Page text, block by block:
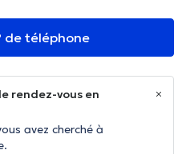
de téléphone
rendez-vous en
avez cherché à